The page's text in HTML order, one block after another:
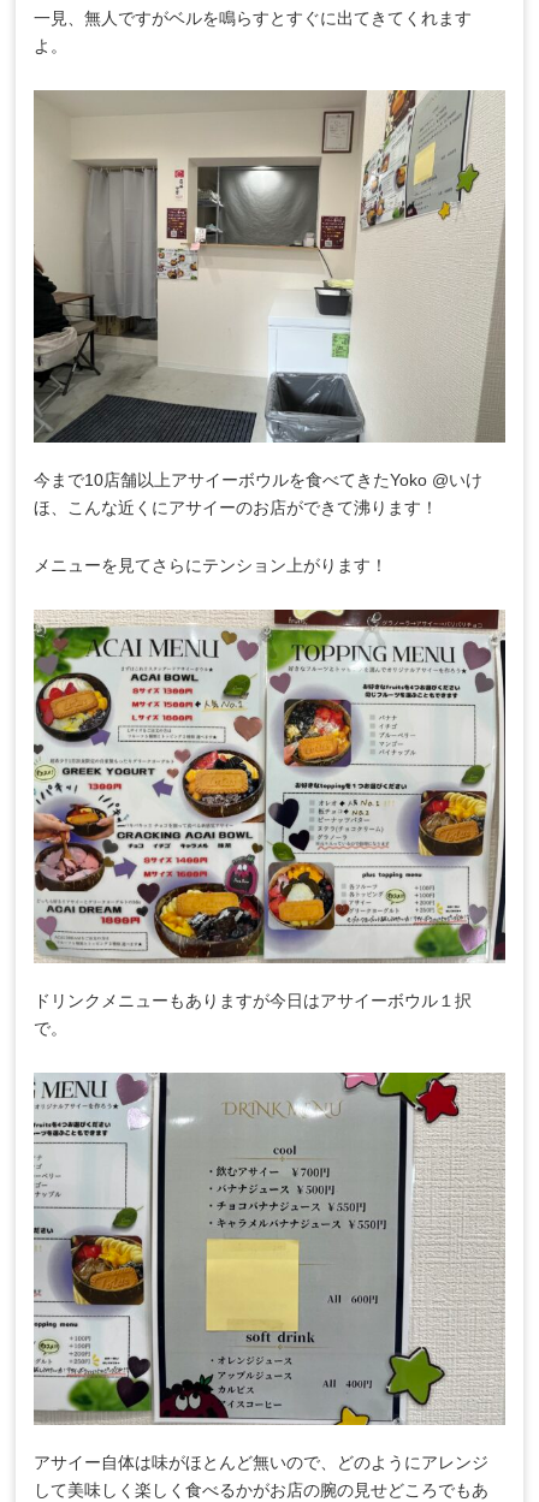
一見、無人ですがベルを鳴らすとすぐに出てきてくれます
よ。
今まで10店舗以上アサイーボウルを食べてきたYoko @いけ
ほ、こんな近くにアサイーのお店ができて沸ります！
メニューを見てさらにテンション上がります！
ドリンクメニューもありますが今日はアサイーボウル１択
で。
アサイー自体は味がほとんど無いので、どのようにアレンジ
して美味しく楽しく食べるかがお店の腕の見せどころでもあ